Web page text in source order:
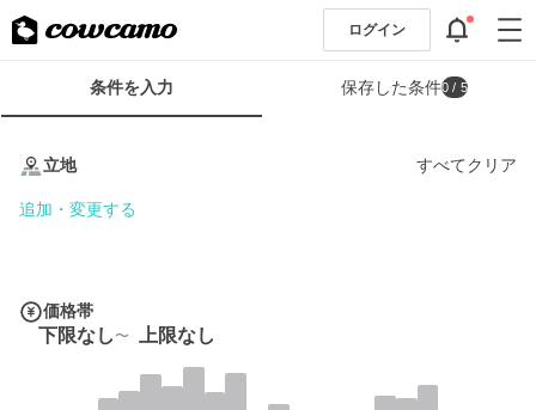
ログイン
条
条件を入力 保存した条件0 / 5
立地 すべてクリア
追加・変更する
価格帯
下限なし 上限なし